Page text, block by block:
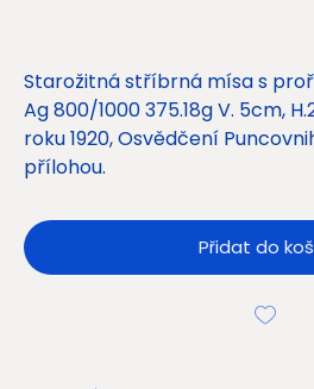
Starožitná stříbrná mísa s
Ag 800/1000 375.18g V. 5cm, H.23cm, Š. 30 cm okolo
roku 1920, Osvědčení
přílohou.
Přidat do